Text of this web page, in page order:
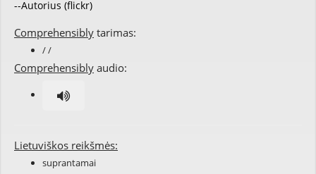
--Autorius (flickr)
Comprehensibly tarimas:
/ /
Comprehensibly audio:
Lietuviškos reikšmės:
suprantamai